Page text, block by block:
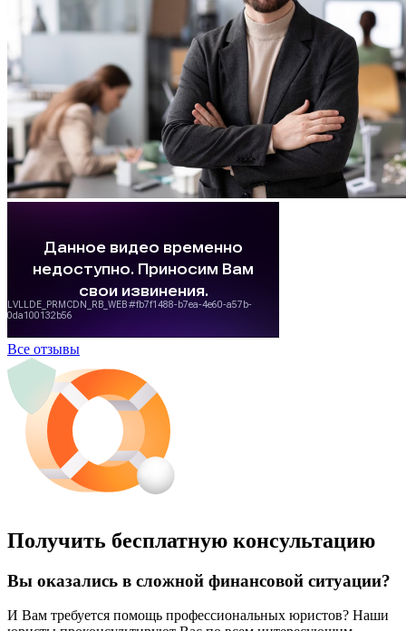
Все отзывы
Получить бесплатную консультацию
Вы оказались в сложной финансовой ситуации?
И Вам требуется помощь профессиональных юристов? Наши